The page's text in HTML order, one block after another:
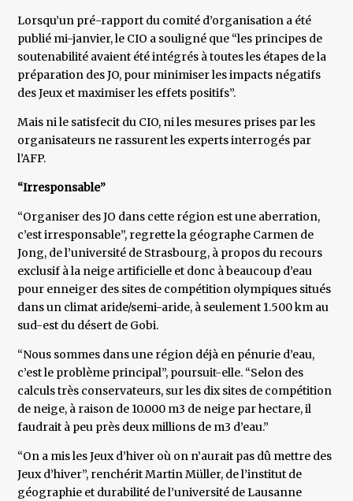
Lorsqu’un pré-rapport du comité d’organisation a été
publié mi-janvier, le CIO a souligné que “les principes de
soutenabilité avaient été intégrés à toutes les étapes de la
préparation des JO, pour minimiser les impacts négatifs
des Jeux et maximiser les effets positifs”.
Mais ni le satisfecit du CIO, ni les mesures prises par les
organisateurs ne rassurent les experts interrogés par
l’AFP.
“Irresponsable”
“Organiser des JO dans cette région est une aberration,
c’est irresponsable”, regrette la géographe Carmen de
Jong, de l’université de Strasbourg, à propos du recours
exclusif à la neige artificielle et donc à beaucoup d’eau
pour enneiger des sites de compétition olympiques situés
dans un climat aride/semi-aride, à seulement 1.500 km au
sud-est du désert de Gobi.
“Nous sommes dans une région déjà en pénurie d’eau,
c’est le problème principal”, poursuit-elle. “Selon des
calculs très conservateurs, sur les dix sites de compétition
de neige, à raison de 10.000 m3 de neige par hectare, il
faudrait à peu près deux millions de m3 d’eau.”
“On a mis les Jeux d’hiver où on n’aurait pas dû mettre des
Jeux d’hiver”, renchérit Martin Müller, de l’institut de
géographie et durabilité de l’université de Lausanne